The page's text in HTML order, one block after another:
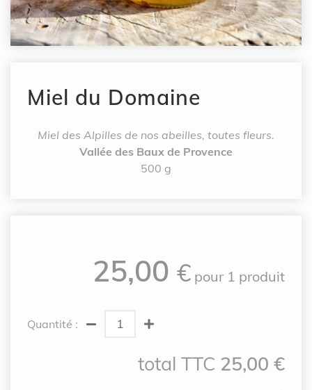
Miel du Domaine
Miel des Alpilles de nos abeilles, toutes fleurs.
Vallée des Baux de Provence
500 g
25,00 € pour 1 produit
Quantité :
total TTC 25,00 €